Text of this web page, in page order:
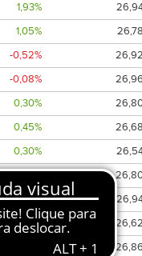
1,93%
1,05%
-0,52%
-0,08%
0,30%
0,45%
0,30%
-0,38%
-1,04%
1,20%